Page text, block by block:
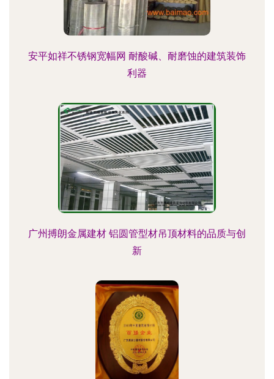
安平如祥不锈钢宽幅网 耐酸碱、耐磨蚀的建筑装饰
利器
广州搏朗金属建材 铝圆管型材吊顶材料的品质与创
新